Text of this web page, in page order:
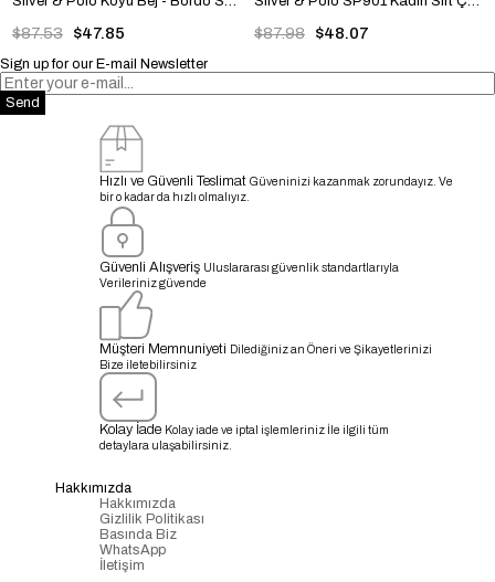
$47.85
$87.53 $48.07
$87.98
Sign up for our E-mail Newsletter
Send
Hızlı ve Güvenli Teslimat Güveninizi kazanmak zorundayız. Ve
bir o kadar da hızlı olmalıyız.
Güvenli Alışveriş Uluslararası güvenlik standartlarıyla
Verileriniz güvende
Müşteri Memnuniyeti Dilediğiniz an Öneri ve Şikayetlerinizi
Bize iletebilirsiniz
Kolay İade Kolay iade ve iptal işlemleriniz İle ilgili tüm
detaylara ulaşabilirsiniz.
Hakkımızda
Hakkımızda
Gizlilik Politikası
Basında Biz
WhatsApp
İletişim